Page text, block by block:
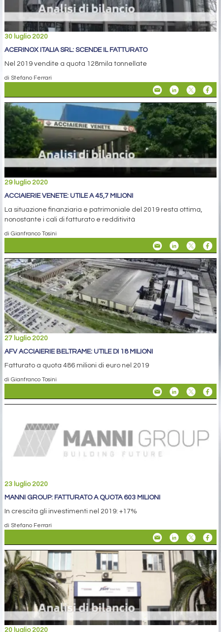
30 luglio 2020
ACERINOX ITALIA SRL: SCENDE IL FATTURATO
Nel 2019 vendite a quota 128mila tonnellate
di Stefano Ferrari
29 luglio 2020
ACCIAIERIE VENETE: UTILE A 45,7 MILIONI
La situazione finanziaria e patrimoniale del 2019 resta ottima,
nonostante i cali di fatturato e redditività
di Gianfranco Tosini
27 luglio 2020
AFV ACCIAIERIE BELTRAME: UTILE DI 18 MILIONI
Fatturato a quota 486 milioni di euro nel 2019
di Gianfranco Tosini
23 luglio 2020
MANNI GROUP: FATTURATO A QUOTA 603 MILIONI
In crescita gli investimenti nel 2019: +17%
di Stefano Ferrari
20 luglio 2020